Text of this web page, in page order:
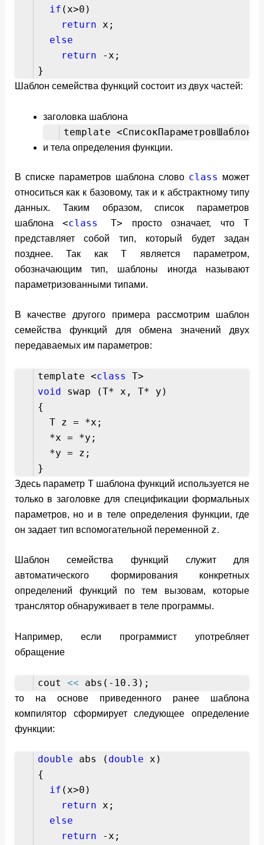
if (x>0)
return x;
else
return -x;
}
Шаблон семейства функций состоит из двух частей:
заголовка шаблона
template <СписокПараметровШаблона>
и тела определения функции.
В списке параметров шаблона слово class может
относиться как к базовому, так и к абстрактному типу
данных. Таким образом, список параметров
шаблона<class T> просто означает, чтоТ
представляет собой тип, который будет задан
позднее. Так какТ является параметром,
обозначающим тип, шаблоны иногда называют
параметризованными типами.
В качестве другого примера рассмотрим шаблон
семейства функций для обмена значений двух
передаваемых им параметров:
template <class
T>
void swap (T* x, T* y)
{
T z = *x;
*x = *y;
*y = z;
}
Здесь параметр Tшаблона функций используется не
только в заголовке для спецификации формальных
параметров, но и в теле определения функции, где
он задает тип вспомогатель­ной переменной z.
Шаблон семейства функций служит для
автоматического формирования конкретных
определений функций по тем вызовам, которые
транслятор обнаруживает в теле программы.
Например, если программист употребляет
обращение
cout<< abs(-10.3);
то на основе приведенного ранее шаблона
компилятор сформирует следующее определение
функции:
double abs ( double x)
{
if (x>0)
return x;
else
return -x;